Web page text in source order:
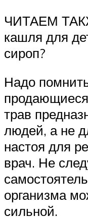
ЧИТАЕМ
кашля для
сироп?
Надо
трав
людей, а не
настоя для
врач. Не
организма
сильной.